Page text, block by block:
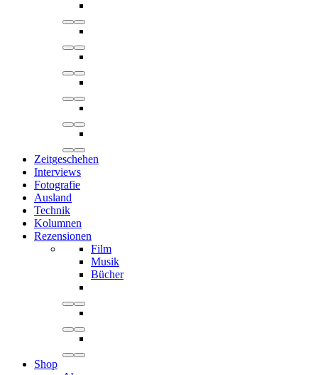
Zeitgeschehen
Interviews
Fotografie
Ausland
Technik
Kolumnen
Rezensionen
Film
Musik
Bücher
Shop